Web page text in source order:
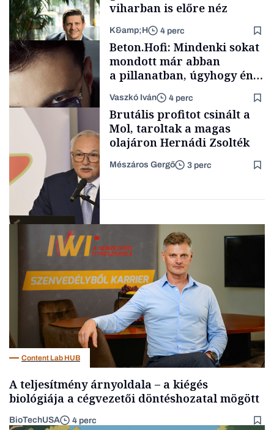
Makro
TÁMOGATÓI
TARTALOM
viharban is előre néz
K&amp;H 4 perc
Forbes-sztori
Beton.Hofi: Mindenki sokat
mondott már abban
a pillanatban, úgyhogy én
a legsarkosabb
gondolataimat akartam
kimondani
Vaszkó Iván 4 perc
Befektetés
Brutális profitot csinált a
Mol, taroltak a magas
olajáron Hernádi Zsolték
Mészáros Gergő 3 perc
Content Lab HUB
A teljesítmény árnyoldala – a kiégés
biológiája a cégvezetői döntéshozatal mögött
BioTechUSA 4 perc